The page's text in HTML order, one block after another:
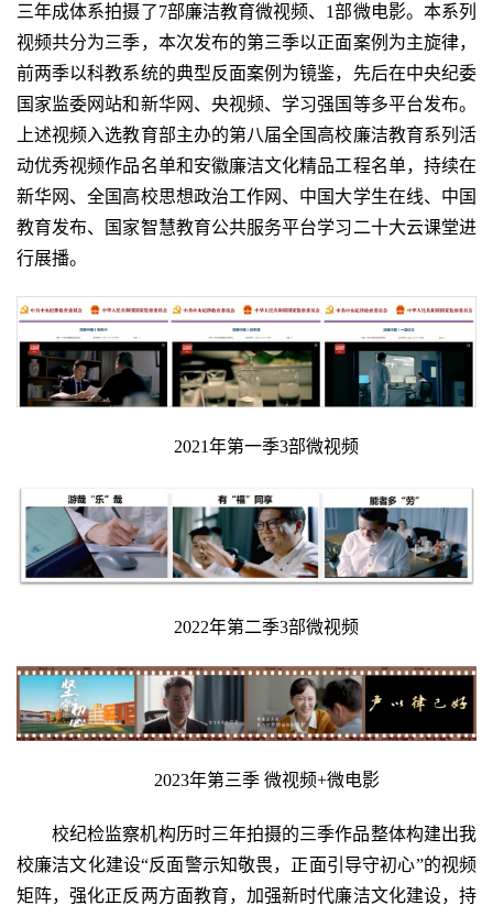
三年成体系拍摄了7部廉洁教育微视频、1部微电影。本系列
视频共分为三季，本次发布的第三季以正面案例为主旋律，
前两季以科教系统的典型反面案例为镜鉴，先后在中央纪委
国家监委网站和新华网、央视频、学习强国等多平台发布。
上述视频入选教育部主办的第八届全国高校廉洁教育系列活
动优秀视频作品名单和安徽廉洁文化精品工程名单，持续在
新华网、全国高校思想政治工作网、中国大学生在线、中国
教育发布、国家智慧教育公共服务平台学习二十大云课堂进
行展播。
2021年第一季3部微视频
2022年第二季3部微视频
2023年第三季 微视频+微电影
校纪检监察机构历时三年拍摄的三季作品整体构建出我
校廉洁文化建设“反面警示知敬畏，正面引导守初心”的视频
矩阵，强化正反两方面教育，加强新时代廉洁文化建设，持